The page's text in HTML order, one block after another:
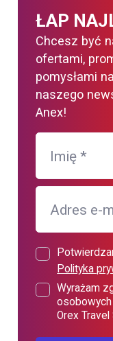
ŁAP
Chcesz być
ofertami,
pomysłami
naszego
Anex!
Imię *
Adres e-
Polityka
Wyrażam
Orex Travel